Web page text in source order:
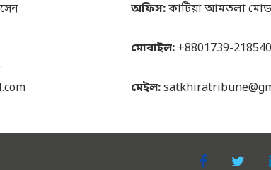
অফিস:কাটিয়া আমতলা মোড়,
মোবাইল: +8801739-218540
মেইল: